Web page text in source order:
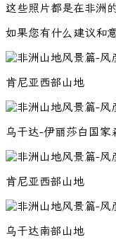
这些照片都是在非洲
如果您有什么建议和
肯尼亚西部山地
乌干达-伊丽莎白国家
肯尼亚西部山地
乌干达南部山地